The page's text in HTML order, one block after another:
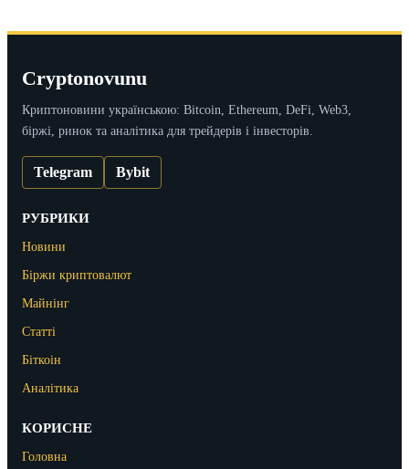
Cryptonovunu
Криптоновини українською: Bitcoin, Ethereum, DeFi, Web3,
біржі, ринок та аналітика для трейдерів і інвесторів.
Telegram Bybit
РУБРИКИ
Новини
Біржи криптовалют
Майнінг
Статті
Біткоін
Аналітика
КОРИСНЕ
Головна